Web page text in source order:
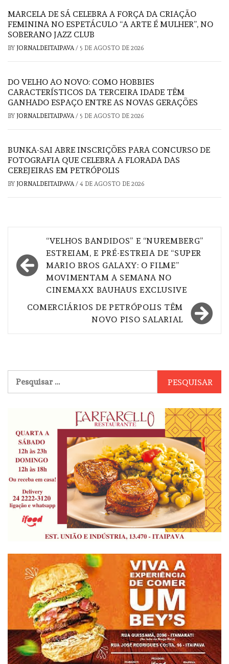
MARCELA DE SÁ CELEBRA A FORÇA DA CRIAÇÃO
FEMININA NO ESPETÁCULO “A ARTE É MULHER”, NO
SOBERANO JAZZ CLUB
BY JORNALDEITAIPAVA / 5 DE AGOSTO DE 2026
DO VELHO AO NOVO: COMO HOBBIES
CARACTERÍSTICOS DA TERCEIRA IDADE TÊM
GANHADO ESPAÇO ENTRE AS NOVAS GERAÇÕES
BY JORNALDEITAIPAVA / 5 DE AGOSTO DE 2026
BUNKA-SAI ABRE INSCRIÇÕES PARA CONCURSO DE
FOTOGRAFIA QUE CELEBRA A FLORADA DAS
CEREJEIRAS EM PETRÓPOLIS
BY JORNALDEITAIPAVA / 4 DE AGOSTO DE 2026
Navegação
de
Post
“VELHOS BANDIDOS” E “NUREMBERG”
ESTREIAM, E PRÉ-ESTREIA DE “SUPER
MARIO BROS GALAXY: O FILME”
MOVIMENTAM A SEMANA NO
CINEMAXX BAUHAUS EXCLUSIVE
COMERCIÁRIOS DE PETRÓPOLIS TÊM
NOVO PISO SALARIAL
por: